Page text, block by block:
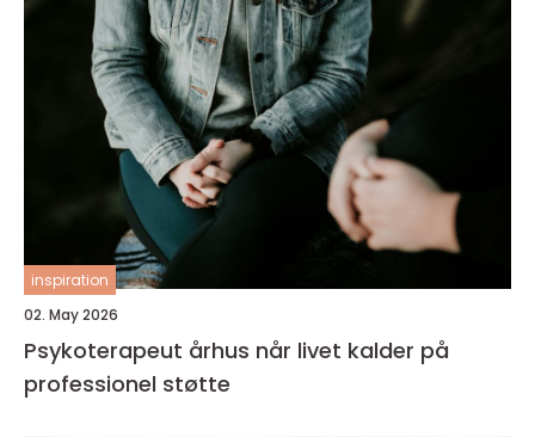
inspiration
02. May 2026
Psykoterapeut århus når livet kalder på
professionel støtte